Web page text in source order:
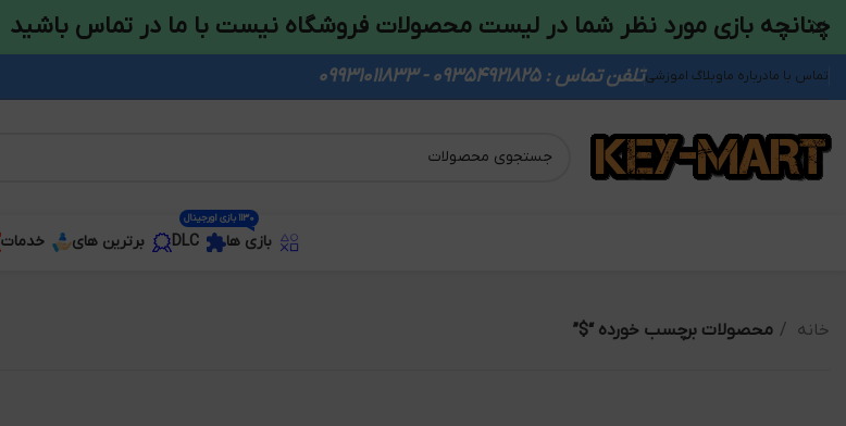
تماس با مادرباره ماوبلاگ اموزشیتلفن تماس : 09354921825 - 09931011833
بازی ها
1130 بازی اورجینال
DLC برترین های خدمات
خانه محصولات برچسب خورده “$”
چنانچه بازی مورد نظر شما در لیست محصولات فروشگاه نیست با ما در تماس باشید